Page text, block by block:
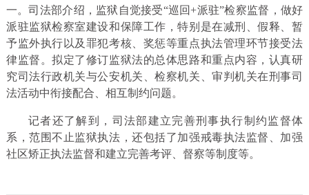
一。司法部介绍，监狱自觉接受“巡回+派驻”检察监督，做好
派驻监狱检察室建设和保障工作，特别是在减刑、假释、暂
予监外执行以及罪犯考核、奖惩等重点执法管理环节接受法
律监督。拟定了修订监狱法的总体思路和重点内容，认真研
究司法行政机关与公安机关、检察机关、审判机关在刑事司
法活动中衔接配合、相互制约问题。
记者还了解到，司法部建立完善刑事执行制约监督体
系，范围不止监狱执法，还包括了加强戒毒执法监督、加强
社区矫正执法监督和建立完善考评、督察等制度等。